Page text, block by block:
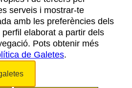
AVÍS LEGAL
DE PRIVACITAT
COOKIES
ACCESSIBILITAT
serveis i mostrar-te
amb les preferències dels
elaborat a partir dels
Pots obtenir més
de Galetes.